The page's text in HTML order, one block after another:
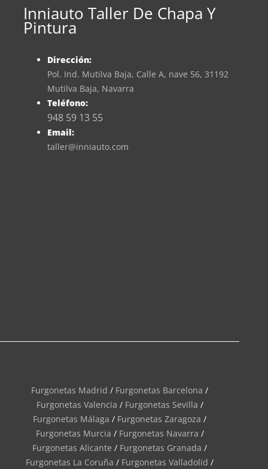
Inniauto Taller De Chapa Y
Pintura
Dirección:
Pol. Ind. Mutilva Baja, Calle A, nave 56, 31192
Mutilva Baja, Navarra
Teléfono:
948 59 13 55
Email:
taller@inniauto.com
Furgonetas Madrid / Furgonetas Barcelona /
Furgonetas Valencia / Furgonetas Sevilla /
Furgonetas Málaga / Furgonetas Zaragoza /
Furgonetas Murcia / Furgonetas Navarra /
Furgonetas Alicante / Furgonetas Granada /
Furgonetas La Coruña / Furgonetas Valladolid /